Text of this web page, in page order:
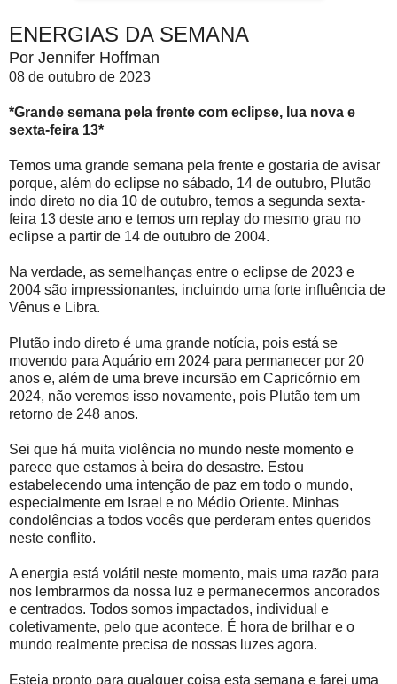
ENERGIAS DA SEMANA
Por Jennifer Hoffman
08 de outubro de 2023
*Grande semana pela frente com eclipse, lua nova e
sexta-feira 13*
Temos uma grande semana pela frente e gostaria de avisar
porque, além do eclipse no sábado, 14 de outubro, Plutão
indo direto no dia 10 de outubro, temos a segunda sexta-
feira 13 deste ano e temos um replay do mesmo grau no
eclipse a partir de 14 de outubro de 2004.
Na verdade, as semelhanças entre o eclipse de 2023 e
2004 são impressionantes, incluindo uma forte influência de
Vênus e Libra.
Plutão indo direto é uma grande notícia, pois está se
movendo para Aquário em 2024 para permanecer por 20
anos e, além de uma breve incursão em Capricórnio em
2024, não veremos isso novamente, pois Plutão tem um
retorno de 248 anos.
Sei que há muita violência no mundo neste momento e
parece que estamos à beira do desastre. Estou
estabelecendo uma intenção de paz em todo o mundo,
especialmente em Israel e no Médio Oriente. Minhas
condolências a todos vocês que perderam entes queridos
neste conflito.
A energia está volátil neste momento, mais uma razão para
nos lembrarmos da nossa luz e permanecermos ancorados
e centrados. Todos somos impactados, individual e
coletivamente, pelo que acontece. É hora de brilhar e o
mundo realmente precisa de nossas luzes agora.
Esteja pronto para qualquer coisa esta semana e farei uma